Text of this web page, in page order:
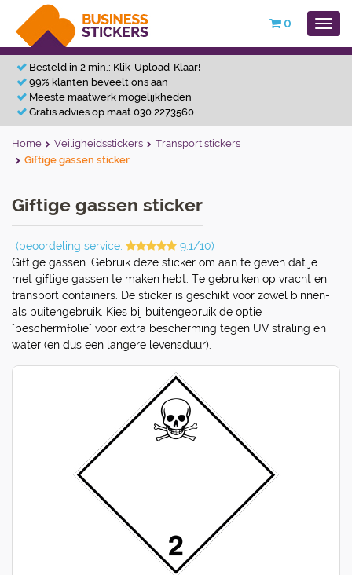
0
Besteld in 2 min.: Klik-Upload-Klaar!
99% klanten beveelt ons aan
Meeste maatwerk mogelijkheden
Gratis advies op maat 030 2273560
Home Veiligheidsstickers
Transport stickers
Giftige gassen sticker
Giftige gassen sticker
(beoordeling service:
9.1/10)
Giftige gassen. Gebruik deze sticker om aan te geven dat je
met giftige gassen te maken hebt. Te gebruiken op vracht en
transport containers. De sticker is geschikt voor zowel binnen-
als buitengebruik. Kies bij buitengebruik de optie
"beschermfolie" voor extra bescherming tegen UV straling en
water (en dus een langere levensduur).